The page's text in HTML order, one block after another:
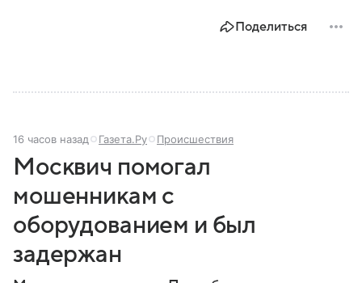
России, какие задачи выполняет министерство, как
Поделиться
16 часов назад Газета.Ру Происшествия
Москвич помогал
мошенникам с
оборудованием и был
задержан